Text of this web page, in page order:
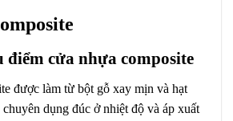
điểm cửa nhựa composite
được làm từ bột gỗ xay mịn và hạt
dụng đúc ở nhiệt độ và áp xuất